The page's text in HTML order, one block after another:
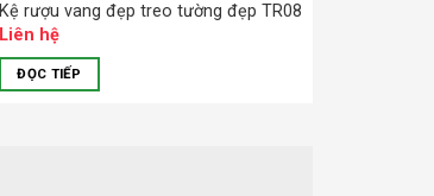
Kệ rượu vang đẹp treo tường đẹp TR08
Liên hệ
ĐỌC TIẾP